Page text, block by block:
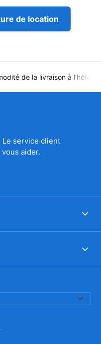
de location
de la livraison à l'hôtel
Le service client
aider.